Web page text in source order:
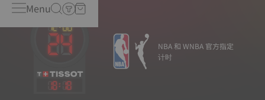
Menu
18: 18
NBA 和 WNBA 官方指定
计时